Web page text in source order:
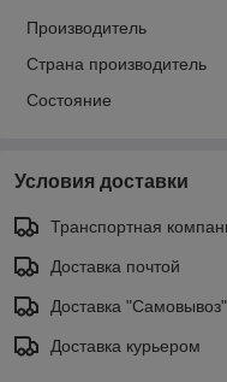
Производитель
Страна производитель
Состояние
Условия доставки
Транспортная
Доставка почтой
Доставка "Самовывоз"
Доставка курьером